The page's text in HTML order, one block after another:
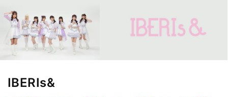
IBERIs&